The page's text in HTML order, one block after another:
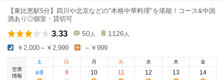
【東比恵駅5分】四川や北京などの"本格中華料理"を堪能！コース&中国
酒あり◎個室・貸切可
3.33 50 人 1126 人
￥2,000～￥2,999 ～￥999
空席
情報
土
8/8
日
9
月
10
火
11
水
12
木
13
金
14